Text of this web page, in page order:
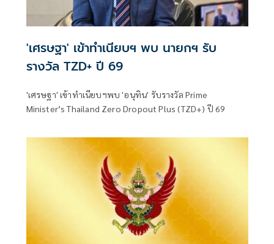
'เศรษฐา' เข้าทำเนียบฯ พบ นายกฯ รับ
รางวัล TZD+ ปี 69
'เศรษฐา' เข้าทำเนียบฯพบ 'อนุทิน' รับรางวัล Prime
Minister’s Thailand Zero Dropout Plus (TZD+) ปี 69